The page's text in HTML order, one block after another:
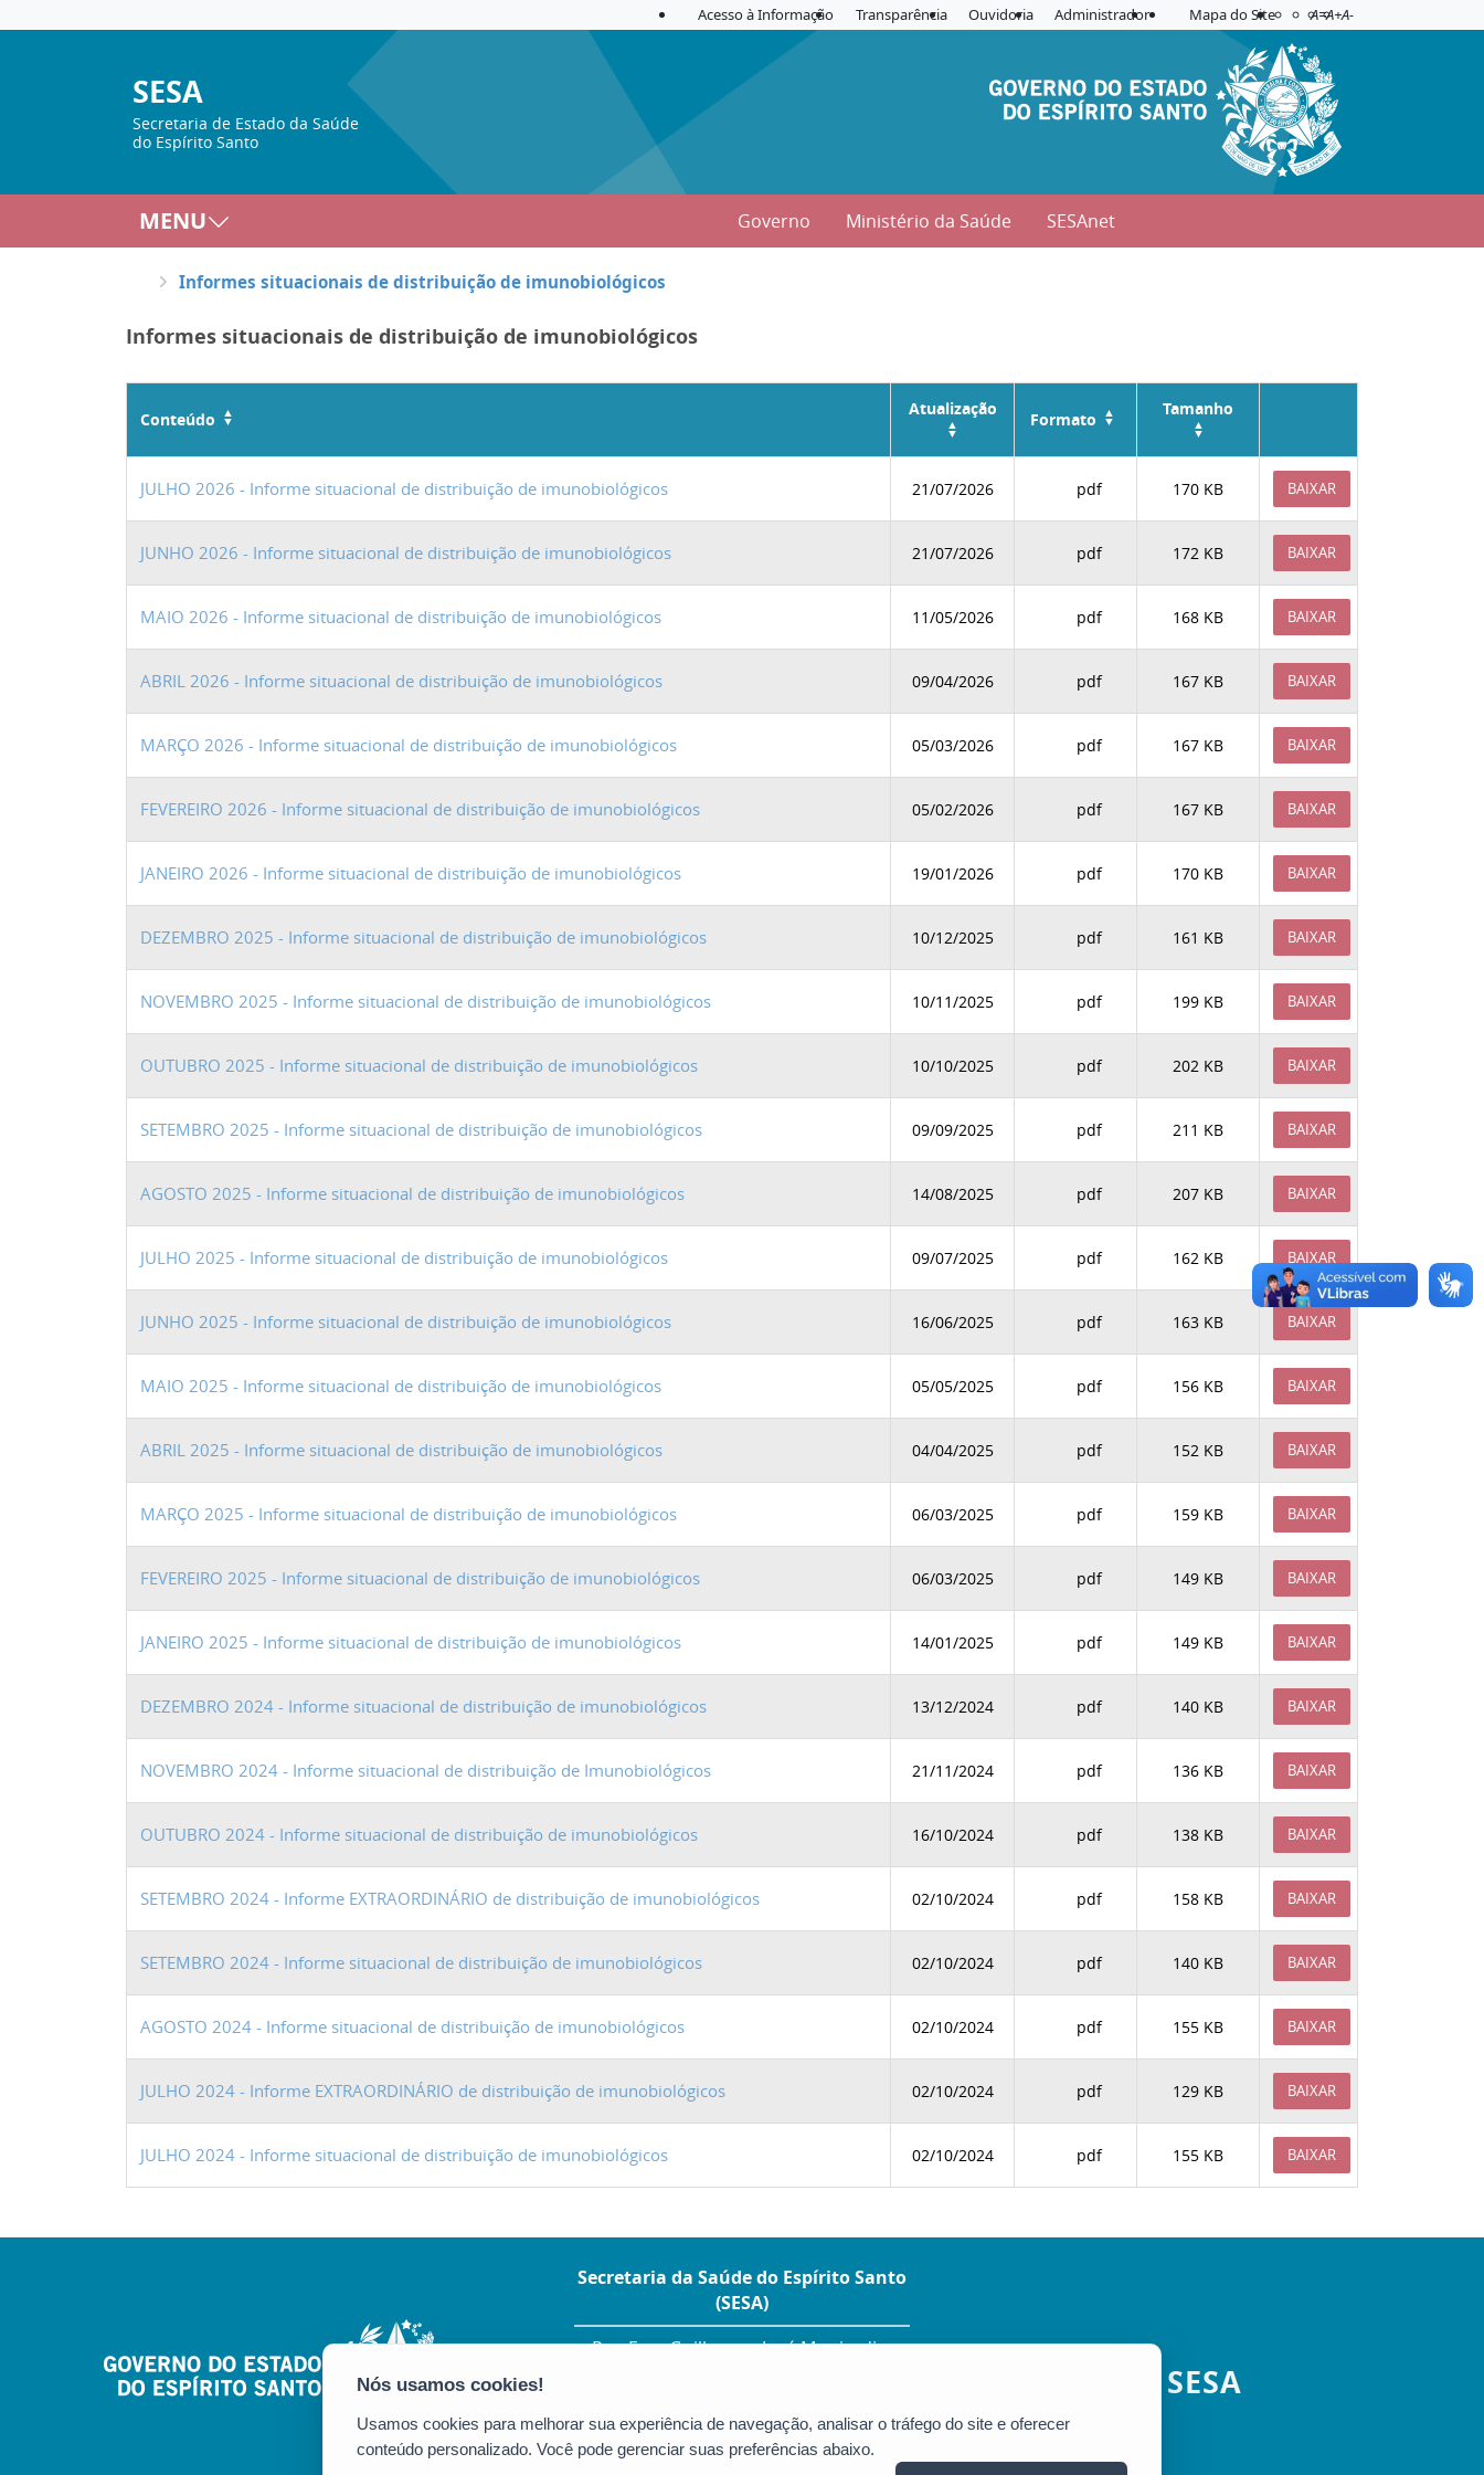
Acesso à Informação Transparência Ouvidoria Administrador Mapa do Site Acessibilidade
Aplicar contraste
A=A+A-
SESA
Secretaria de Estado da Saúde
do Espírito Santo
MENU Governo Ministério da Saúde SESAnet
Informes situacionais de distribuição de imunobiológicos
Informes situacionais de distribuição de imunobiológicos
Conteúdo
Atualização
Formato
Tamanho
JULHO 2026 - Informe situacional de distribuição de imunobiológicos 21/07/2026 pdf 170 KB BAIXAR
JUNHO 2026 - Informe situacional de distribuição de imunobiológicos 21/07/2026 pdf 172 KB BAIXAR
MAIO 2026 - Informe situacional de distribuição de imunobiológicos 11/05/2026 pdf 168 KB BAIXAR
ABRIL 2026 - Informe situacional de distribuição de imunobiológicos 09/04/2026 pdf 167 KB BAIXAR
MARÇO 2026 - Informe situacional de distribuição de imunobiológicos 05/03/2026 pdf 167 KB BAIXAR
FEVEREIRO 2026 - Informe situacional de distribuição de imunobiológicos 05/02/2026 pdf 167 KB BAIXAR
JANEIRO 2026 - Informe situacional de distribuição de imunobiológicos 19/01/2026 pdf 170 KB BAIXAR
DEZEMBRO 2025 - Informe situacional de distribuição de imunobiológicos 10/12/2025 pdf 161 KB BAIXAR
NOVEMBRO 2025 - Informe situacional de distribuição de imunobiológicos 10/11/2025 pdf 199 KB BAIXAR
OUTUBRO 2025 - Informe situacional de distribuição de imunobiológicos 10/10/2025 pdf 202 KB BAIXAR
SETEMBRO 2025 - Informe situacional de distribuição de imunobiológicos 09/09/2025 pdf 211 KB BAIXAR
AGOSTO 2025 - Informe situacional de distribuição de imunobiológicos 14/08/2025 pdf 207 KB BAIXAR
JULHO 2025 - Informe situacional de distribuição de imunobiológicos 09/07/2025 pdf 162 KB BAIXAR
JUNHO 2025 - Informe situacional de distribuição de imunobiológicos 16/06/2025 pdf 163 KB BAIXAR
MAIO 2025 - Informe situacional de distribuição de imunobiológicos 05/05/2025 pdf 156 KB BAIXAR
ABRIL 2025 - Informe situacional de distribuição de imunobiológicos 04/04/2025 pdf 152 KB BAIXAR
MARÇO 2025 - Informe situacional de distribuição de imunobiológicos 06/03/2025 pdf 159 KB BAIXAR
FEVEREIRO 2025 - Informe situacional de distribuição de imunobiológicos 06/03/2025 pdf 149 KB BAIXAR
JANEIRO 2025 - Informe situacional de distribuição de imunobiológicos 14/01/2025 pdf 149 KB BAIXAR
DEZEMBRO 2024 - Informe situacional de distribuição de imunobiológicos 13/12/2024 pdf 140 KB BAIXAR
NOVEMBRO 2024 - Informe situacional de distribuição de Imunobiológicos 21/11/2024 pdf 136 KB BAIXAR
OUTUBRO 2024 - Informe situacional de distribuição de imunobiológicos 16/10/2024 pdf 138 KB BAIXAR
SETEMBRO 2024 - Informe EXTRAORDINÁRIO de distribuição de imunobiológicos 02/10/2024 pdf 158 KB BAIXAR
SETEMBRO 2024 - Informe situacional de distribuição de imunobiológicos 02/10/2024 pdf 140 KB BAIXAR
AGOSTO 2024 - Informe situacional de distribuição de imunobiológicos 02/10/2024 pdf 155 KB BAIXAR
JULHO 2024 - Informe EXTRAORDINÁRIO de distribuição de imunobiológicos 02/10/2024 pdf 129 KB BAIXAR
JULHO 2024 - Informe situacional de distribuição de imunobiológicos 02/10/2024 pdf 155 KB BAIXAR
Secretaria da Saúde do Espírito Santo
(SESA)
Rua Eng. Guilherme José Monjardim
CEP: 29050-260 - Vitória / ES
Tel.: (27) 3347-5630
SESA
Usamos cookies para melhorar sua experiência de navegação, analisar o tráfego do site e oferecer
conteúdo personalizado. Você pode gerenciar suas preferências abaixo.